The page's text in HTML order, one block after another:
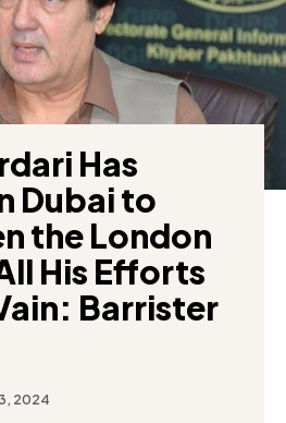
Has
Dubai to
the London
His Efforts
Barrister
2024